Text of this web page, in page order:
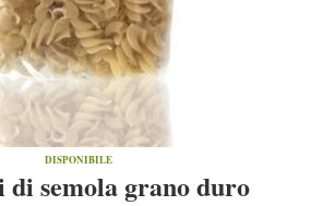
DISPONIBILE
semola grano duro